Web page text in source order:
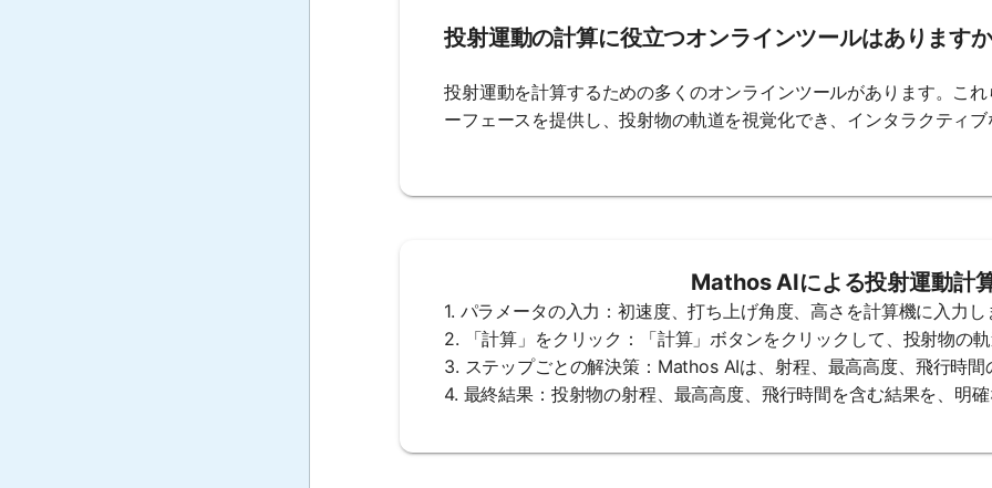
投射運動の計算に役立つオンラインツールはあります
投射運動を計算するための多くのオンラインツールがあります。こ
ーフェースを提供し、投射物の軌道を視覚化でき、インタラクティブ
Mathos AIによる投射運動計
1. パラメータの入力：初速度、打ち上げ角度、高さを計算機に入力し
2. 「計算」をクリック：「計算」ボタンをクリックして、投射物の軌
3. ステップごとの解決策：Mathos AIは、射程、最高高度、飛行時間
4. 最終結果：投射物の射程、最高高度、飛行時間を含む結果を、明確